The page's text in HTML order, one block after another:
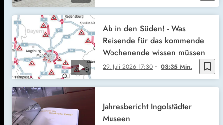
bookmark_border
29. Juli 2026 17:30 03:35 Min.
Ab in den Süden! - Was
Reisende für das kommende
Wochenende wissen müssen
Jahresbericht Ingolstädter
Museen